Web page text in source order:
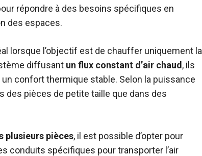
répondre à des besoins spécifiques en
des espaces.
lorsque l’objectif est de chauffer uniquement la
diffusant un flux constant d’air chaud , ils
confort thermique stable. Selon la puissance
des pièces de petite taille que dans des
plusieurs pièces, il est possible d’opter pour
conduits spécifiques pour transporter l’air